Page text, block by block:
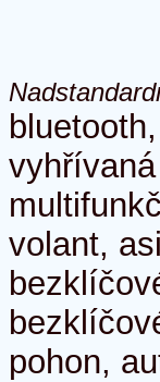
volant,
pohon,